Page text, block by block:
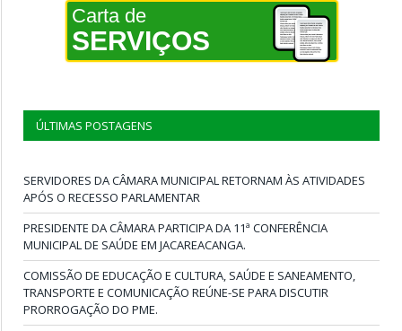
Carta de
SERVIÇOS
ÚLTIMAS POSTAGENS
SERVIDORES DA CÂMARA MUNICIPAL RETORNAM ÀS ATIVIDADES
APÓS O RECESSO PARLAMENTAR
PRESIDENTE DA CÂMARA PARTICIPA DA 11ª CONFERÊNCIA
MUNICIPAL DE SAÚDE EM JACAREACANGA.
COMISSÃO DE EDUCAÇÃO E CULTURA, SAÚDE E SANEAMENTO,
TRANSPORTE E COMUNICAÇÃO REÚNE-SE PARA DISCUTIR
PRORROGAÇÃO DO PME.